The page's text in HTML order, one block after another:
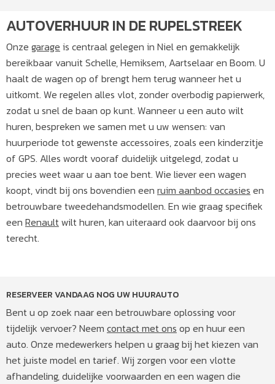
AUTOVERHUUR IN DE RUPELSTREEK
Onze garage is centraal gelegen in Niel en gemakkelijk
bereikbaar vanuit Schelle, Hemiksem, Aartselaar en Boom. U
haalt de wagen op of brengt hem terug wanneer het u
uitkomt. We regelen alles vlot, zonder overbodig papierwerk,
zodat u snel de baan op kunt. Wanneer u een auto wilt
huren, bespreken we samen met u uw wensen: van
huurperiode tot gewenste accessoires, zoals een kinderzitje
of GPS. Alles wordt vooraf duidelijk uitgelegd, zodat u
precies weet waar u aan toe bent. Wie liever een wagen
koopt, vindt bij ons bovendien een ruim aanbod occasies en
betrouwbare tweedehandsmodellen. En wie graag specifiek
een Renaultwilt huren, kan uiteraard ook daarvoor bij ons
terecht.
RESERVEER VANDAAG NOG UW HUURAUTO
Bent u op zoek naar een betrouwbare oplossing voor
tijdelijk vervoer? Neem contact met ons op en huur een
auto. Onze medewerkers helpen u graag bij het kiezen van
het juiste model en tarief. Wij zorgen voor een vlotte
afhandeling, duidelijke voorwaarden en een wagen die